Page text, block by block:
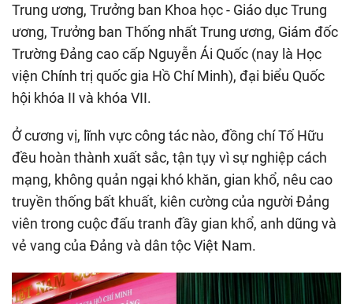
Trung ương, Trưởng ban Khoa học - Giáo dục Trung
ương, Trưởng ban Thống nhất Trung ương, Giám đốc
Trường Đảng cao cấp Nguyễn Ái Quốc (nay là Học
viện Chính trị quốc gia Hồ Chí Minh), đại biểu Quốc
hội khóa II và khóa VII.
Ở cương vị, lĩnh vực công tác nào, đồng chí Tố Hữu
đều hoàn thành xuất sắc, tận tụy vì sự nghiệp cách
mạng, không quản ngại khó khăn, gian khổ, nêu cao
truyền thống bất khuất, kiên cường của người Đảng
viên trong cuộc đấu tranh đầy gian khổ, anh dũng và
vẻ vang của Đảng và dân tộc Việt Nam.